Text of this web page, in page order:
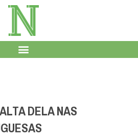
DELA NAS